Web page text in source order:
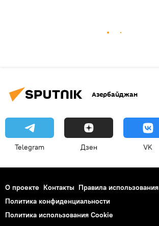
Азербайджан
Telegram Дзен VK
О проекте Контакты Правила использования
Политика конфиденциальности
Политика использования Cookie